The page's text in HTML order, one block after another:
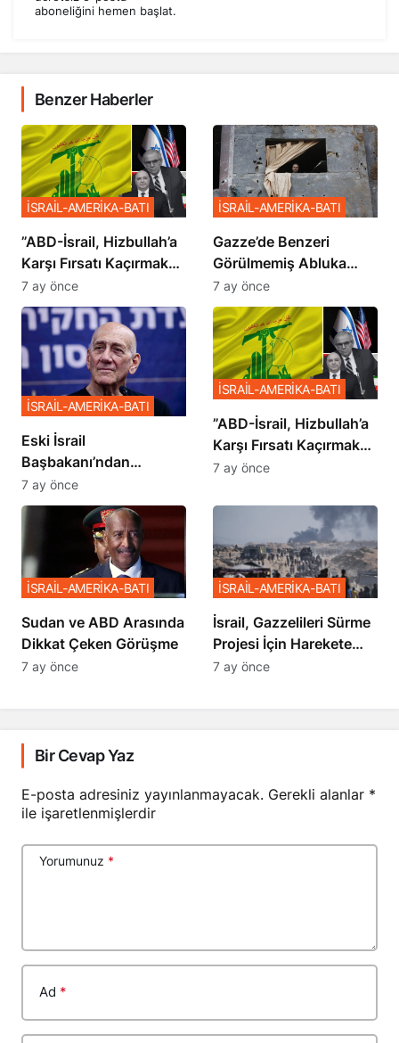
aboneliğini hemen başlat.
Benzer Haberler
​​​​​​​”ABD-İsrail, Hizbullah’a
Karşı Fırsatı Kaçırmak
İstemiyor”
İSRAİL-AMERİKA-BATI
7 ay önce
​​​​​​​Gazze’de Benzeri
Görülmemiş Abluka
Planı
İSRAİL-AMERİKA-BATI
7 ay önce
Eski İsrail
Başbakanı’ndan
Netanyahu’ya Ağır
Sözler
İSRAİL-AMERİKA-BATI
7 ay önce
​​​​​​​”ABD-İsrail, Hizbullah’a
Karşı Fırsatı Kaçırmak
İstemiyor”
İSRAİL-AMERİKA-BATI
7 ay önce
Sudan ve ABD Arasında
Dikkat Çeken Görüşme
İSRAİL-AMERİKA-BATI
7 ay önce
İsrail, Gazzelileri Sürme
Projesi İçin Harekete
Geçti
İSRAİL-AMERİKA-BATI
7 ay önce
Bir Cevap Yaz
E-posta adresiniz yayınlanmayacak. Gerekli alanlar *
ile işaretlenmişlerdir
Yorumunuz *
Ad *